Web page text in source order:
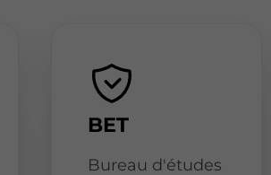
BET
Bureau d'études